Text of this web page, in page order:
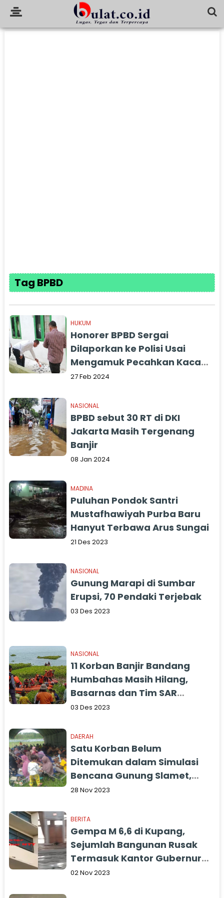
Tag BPBD
HUKUM
Honorer BPBD Sergai
Dilaporkan ke Polisi Usai
Mengamuk Pecahkan Kaca
Kantor
27 Feb 2024
NASIONAL
BPBD sebut 30 RT di DKI
Jakarta Masih Tergenang
Banjir
08 Jan 2024
MADINA
Puluhan Pondok Santri
Mustafhawiyah Purba Baru
Hanyut Terbawa Arus Sungai
21 Des 2023
NASIONAL
Gunung Marapi di Sumbar
Erupsi, 70 Pendaki Terjebak
03 Des 2023
NASIONAL
11 Korban Banjir Bandang
Humbahas Masih Hilang,
Basarnas dan Tim SAR
Perluas Area Pencarian
03 Des 2023
DAERAH
Satu Korban Belum
Ditemukan dalam Simulasi
Bencana Gunung Slamet,
BPBD Masih Lakukan
28 Nov 2023
BERITA
Gempa M 6,6 di Kupang,
Sejumlah Bangunan Rusak
Termasuk Kantor Gubernur
NTT dan Kantor Bupati
02 Nov 2023